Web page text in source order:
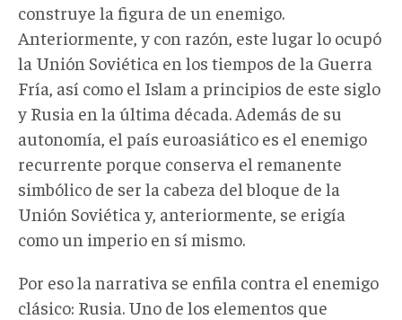
construye la figura de un enemigo.
Anteriormente, y con razón, este lugar lo ocupó
la Unión Soviética en los tiempos de la Guerra
Fría, así como el Islam a principios de este siglo
y Rusia en la última década. Además de su
autonomía, el país euroasiático es el enemigo
recurrente porque conserva el remanente
simbólico de ser la cabeza del bloque de la
Unión Soviética y, anteriormente, se erigía
como un imperio en sí mismo.
Por eso la narrativa se enfila contra el enemigo
clásico: Rusia. Uno de los elementos que